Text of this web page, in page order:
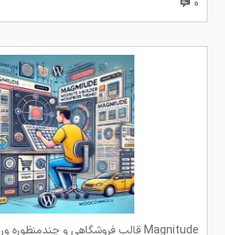
0
Magnitude قالب فروشگاهی و چندمنظوره وردپرس با المنتور